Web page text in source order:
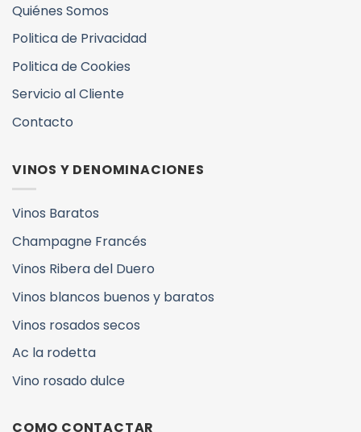
Quiénes Somos
Politica de Privacidad
Politica de Cookies
Servicio al Cliente
Contacto
VINOS Y DENOMINACIONES
Vinos Baratos
Champagne Francés
Vinos Ribera del Duero
Vinos blancos buenos y baratos
Vinos rosados secos
Ac la rodetta
Vino rosado dulce
COMO CONTACTAR